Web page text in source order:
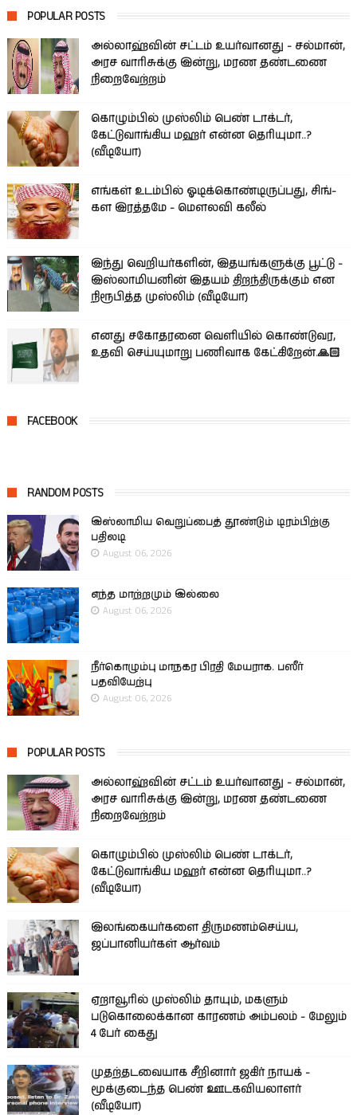
POPULAR POSTS
அல்லாஹ்வின் சட்டம் உயர்வானது - சல்மான்,
அரச வாரிசுக்கு இன்று, மரண தண்டணை
நிறைவேற்றம்
கொழும்பில் முஸ்லிம் பெண் டாக்டர்,
கேட்டுவாங்கிய மஹர் என்ன தெரியுமா..?
(வீடியோ)
எங்கள் உடம்பில் ஓடிக்­கொண்­டி­ருப்­பது, சிங்­
கள இரத்­தமே - மௌலவி கலீல்
இந்து வெறியர்களின், இதயங்களுக்கு பூட்டு -
இஸ்லாமியனின் இதயம் திறந்திருக்கும் என
நிரூபித்த முஸ்லிம் (வீடியோ)
எனது சகோதரனை வெளியில் கொண்டுவர,
உதவி செய்யுமாறு பணிவாக கேட்கிறேன்.🙏🏻
FACEBOOK
RANDOM POSTS
இஸ்லாமிய வெறுப்பைத் தூண்டும் டிரம்பிற்கு
பதிலடி
August 06, 2026
எந்த மாற்றமும் இல்லை
August 06, 2026
நீர்கொழும்பு மாநகர பிரதி மேயராக. பஸீர்
பதவியேற்பு
August 06, 2026
POPULAR POSTS
அல்லாஹ்வின் சட்டம் உயர்வானது - சல்மான்,
அரச வாரிசுக்கு இன்று, மரண தண்டணை
நிறைவேற்றம்
கொழும்பில் முஸ்லிம் பெண் டாக்டர்,
கேட்டுவாங்கிய மஹர் என்ன தெரியுமா..?
(வீடியோ)
இலங்கையர்களை திருமணம்செய்ய,
ஜப்பானியர்கள் ஆர்வம்
ஏறாவூரில் முஸ்லிம் தாயும், மகளும்
படுகொலைக்கான காரணம் அம்பலம் - மேலும்
4 பேர் கைது
முதற்தடவையாக சீறினார் ஜகிர் நாயக் -
மூக்குடைந்த பெண் ஊடகவியலாளர்
(வீடியோ)